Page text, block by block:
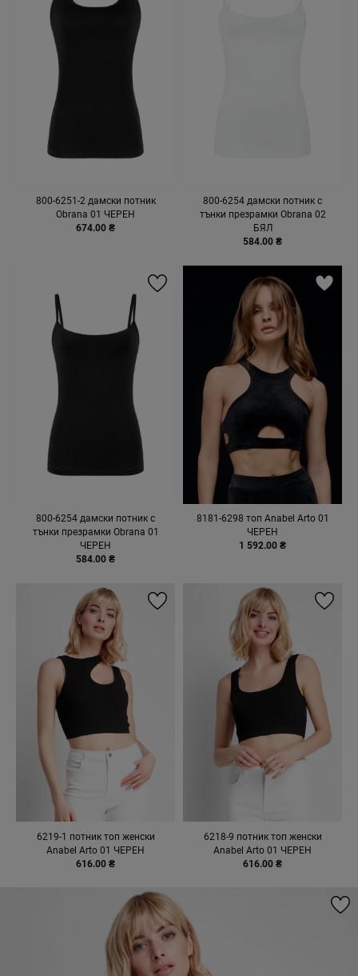
800-6251-2 дамски потник
Obrana 01 ЧЕРЕН
674.00 ₴
800-6254 дамски потник с
тънки презрамки Obrana 02
БЯЛ
584.00 ₴
800-6254 дамски потник с
тънки презрамки Obrana 01
ЧЕРЕН
584.00 ₴
8181-6298 топ Anabel Arto 01
ЧЕРЕН
1 592.00 ₴
6219-1 потник топ женски
Anabel Arto 01 ЧЕРЕН
616.00 ₴
6218-9 потник топ женски
Anabel Arto 01 ЧЕРЕН
616.00 ₴